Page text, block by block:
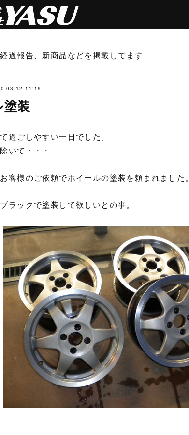
過報告、新商品などを掲載してます
14:19
装
過ごしやすい一日でした。
いて・・・
客様のご依頼でホイールの塗装を頼まれました。
ラックで塗装して欲しいとの事。